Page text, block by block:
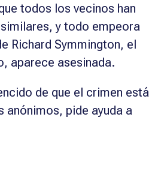
todos los vecinos han
y todo empeora
Richard Symmington, el
aparece asesinada.
de que el crimen está
anónimos, pide ayuda a